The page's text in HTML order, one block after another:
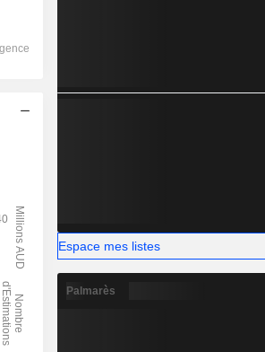
Espace mes listes
Palmarès